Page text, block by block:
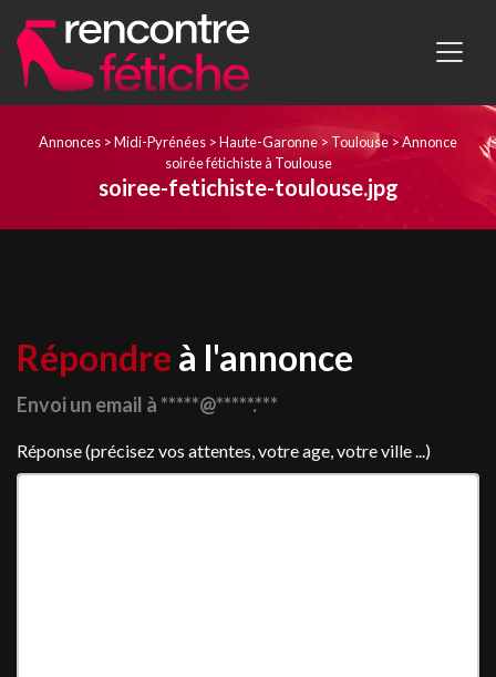
Annonces >Midi-Pyrénées >Haute-Garonne > Toulouse >Annonce
soirée fétichiste à Toulouse
soiree-fetichiste-toulouse.jpg
Répondre à l'annonce
Envoi un email à *****@*****.***
Réponse (précisez vos attentes, votre age, votre ville ...)